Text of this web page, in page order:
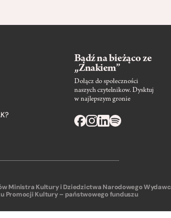
Bądź na bieżąco ze
„Znakiem”
Dołącz do społeczności
naszych czytelnikow. Dysktuj
w najlepszym gronie
Ministra Kultury i Dziedzictwa Narodowego
Promocji Kultury – państwowego funduszu